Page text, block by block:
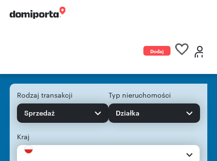
Dodaj
Rodzaj transakcji
Sprzedaż
Typ nieruchomości
Działka
Kraj